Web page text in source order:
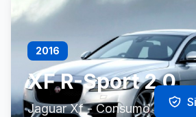
2016
XF R-Sport 2.0
Jaguar Xf - Consumo e